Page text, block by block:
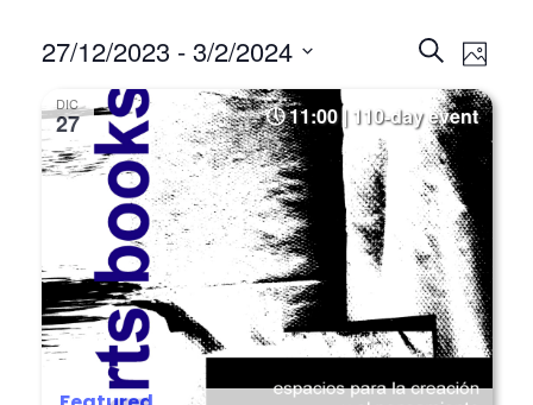
Events
Search
and
Views
SearchPhoto
27/12/2023 3/2/2024
Select
date.
DIC
27 11:00 | 110-day event